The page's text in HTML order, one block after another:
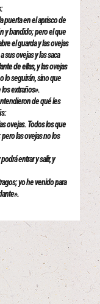
puerta en el aprisco de
y bandido; pero el que
el guarda y las ovejas
sus ovejas y las saca
de ellas, y las ovejas
lo seguirán, sino que
extraños».
de qué les
ovejas. Todos los que
las ovejas no los
entrar y salir, y
yo he venido para